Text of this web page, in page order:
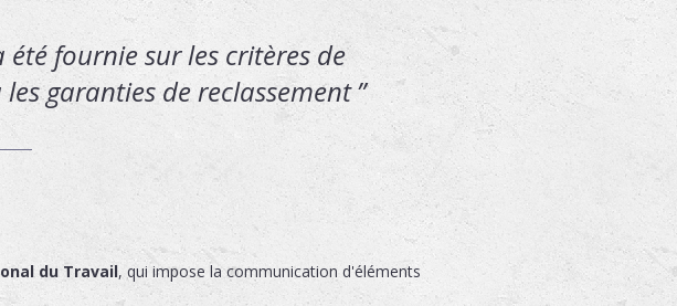
fournie sur les critères de
garanties de reclassement
du Travail, qui impose la communication d'éléments